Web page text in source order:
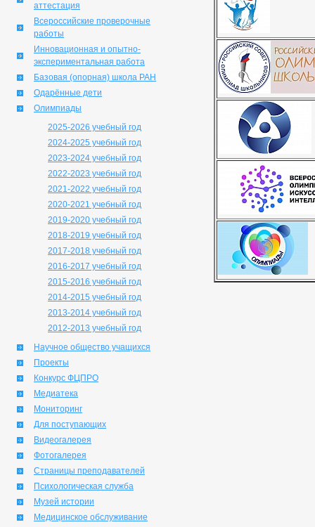
аттестация
Всероссийские проверочные
работы
Инновационная и опытно-
экспериментальная работа
Базовая (опорная) школа РАН
Одарённые дети
Олимпиады
2025-2026 учебный год
2024-2025 учебный год
2023-2024 учебный год
2022-2023 учебный год
2021-2022 учебный год
2020-2021 учебный год
2019-2020 учебный год
2018-2019 учебный год
2017-2018 учебный год
2016-2017 учебный год
2015-2016 учебный год
2014-2015 учебный год
2013-2014 учебный год
2012-2013 учебный год
Научное общество учащихся
Проекты
Конкурс ФЦПРО
Медиатека
Мониторинг
Для поступающих
Видеогалерея
Фотогалерея
Страницы преподавателей
Психологическая служба
Музей истории
Медицинское обслуживание